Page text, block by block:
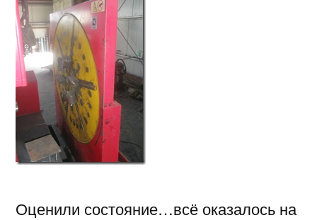
Оценили состояние…всё оказалось на